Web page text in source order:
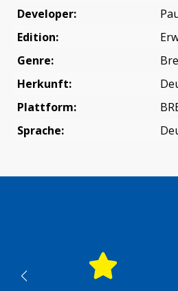
Developer:
Edition:
Genre:
Herkunft:
Plattform:
Sprache: